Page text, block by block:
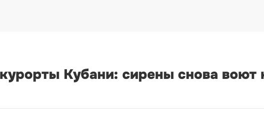
Кубани: сирены снова воют